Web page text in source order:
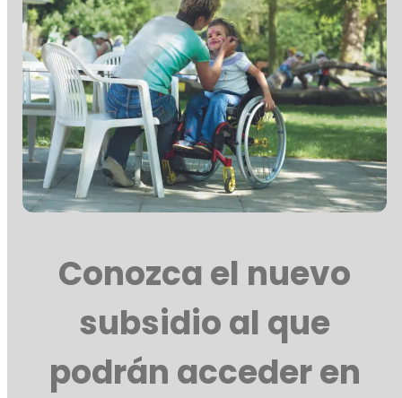
Conozca el nuevo
subsidio al que
podrán acceder en